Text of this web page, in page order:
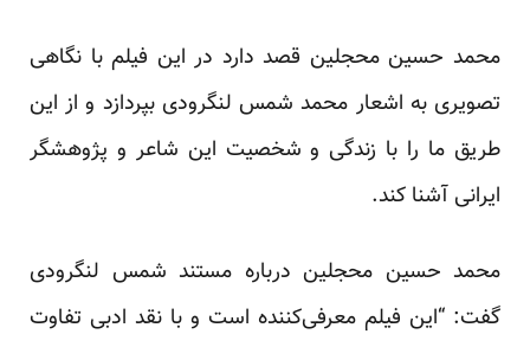
محمد حسین محجلین قصد دارد در این فیلم با نگاهی
تصویری به اشعار محمد شمس لنگرودی بپردازد و از این
طریق ما را با زندگی و شخصیت این شاعر و پژوهشگر
ایرانی آشنا کند.
محمد حسین محجلین درباره مستند شمس لنگرودی
گفت: “این فیلم معرفی‌کننده است و با نقد ادبی تفاوت